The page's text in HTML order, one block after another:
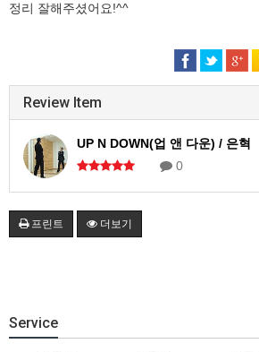
정리 잘해주셨어요!^^
Review Item
UP N DOWN(업 앤 다운) / 은혁
0
프린트 더보기
Service